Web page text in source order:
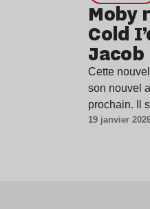
Moby
Cold
Jacob
Cette
son nouvel
prochain. Il
19 janvier